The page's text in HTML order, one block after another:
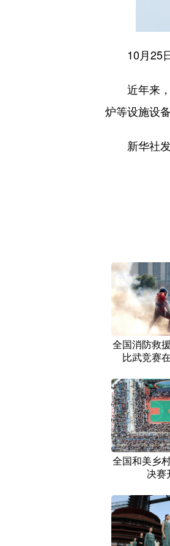
10月25日
近年来，重
炉等设施设
新华社发
全国消防救
比武竞赛
全国和美乡
决赛